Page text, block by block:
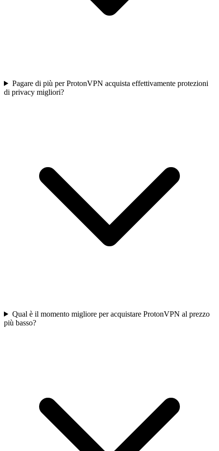
Pagare di più per ProtonVPN acquista effettivamente protezioni
di privacy migliori?
Qual è il momento migliore per acquistare ProtonVPN al prezzo
più basso?